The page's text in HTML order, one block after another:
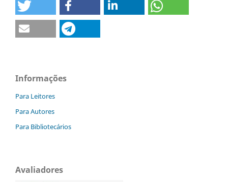
Informações
Para Leitores
Para Autores
Para Bibliotecários
Avaliadores